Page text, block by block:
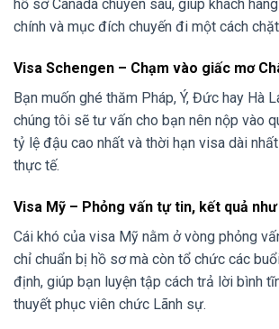
hồ sơ Canada chuyên sâu, giúp khách
chính và mục đích chuyến đi một cách
Visa Schengen – Chạm vào giấc mơ
Bạn muốn ghé thăm Pháp, Ý, Đức hay Hà
chúng tôi sẽ tư vấn cho bạn nên nộp vào
tỷ lệ đậu cao nhất và thời hạn visa dài
thực tế.
Visa Mỹ – Phỏng vấn tự tin, kết quả
Cái khó của visa Mỹ nằm ở vòng phỏng
chỉ chuẩn bị hồ sơ mà còn tổ chức các
định, giúp bạn luyện tập cách trả lời bình
thuyết phục viên chức Lãnh sự.